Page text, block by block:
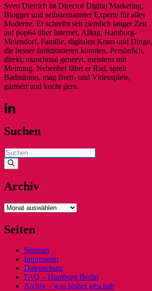
Sven Dietrich ist Director Digital Marketing,
Blogger und selbsternannter Experte für alles
Moderne. Er schreibt seit ziemlich langer Zeit
auf pop64 über Internet, Alltag, Hamburg-
Meiendorf, Familie, digitalen Kram und Dinge,
die besser funktionieren könnten. Persönlich,
direkt, manchmal genervt, meistens mit
Meinung. Nebenbei fährt er Rad, spielt
Badminton, mag Brett- und Videospiele,
gärtnert und kocht gern.
Suchen
Suchen
nach:
Archiv
Archiv
Seiten
Sitemap
Impressum
Datenschutz
FAQ – Hamburg Berlin
Archiv – was bisher geschah